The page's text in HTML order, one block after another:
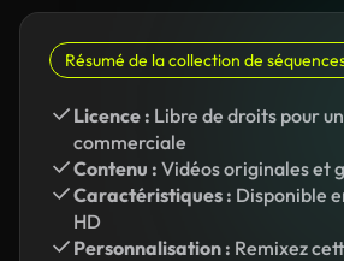
Résumé de la collection de
Licence : Libre de droits pour
commerciale
Contenu : Vidéos originales et
Caractéristiques : Disponible
HD
Personnalisation : Remixez